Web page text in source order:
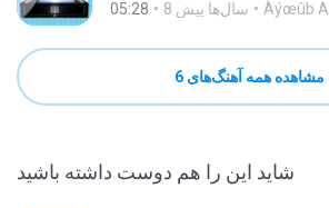
05:28
8 سال‌ها پیش Àýœûb A.
مشاهده همه آهنگ‌های 6
شاید این را هم دوست داشته باشید